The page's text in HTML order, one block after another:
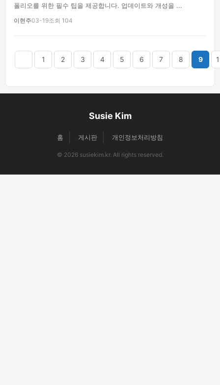
폴리오를 위한 필수 팁을 제공합니다. 업데이트와 개성을 ...
이현주03-19조회 104
1 2 3 4 5 6 7 8 9
Susie Kim
홈 게시판 개인정보처리방침
© 2026 susiekim.kr. All rights reserved.